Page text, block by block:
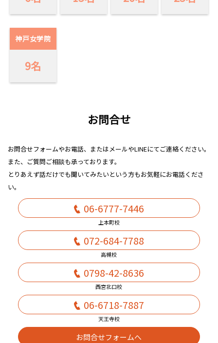
神戸女学院
9名
お問合せ
お問合せフォームやお電話、またはメールやLINEにてご連絡ください。
また、ご質問ご相談も承っております。
とりあえず話だけでも聞いてみたいという方もお気軽にお電話くださ
い。
06-6777-7446
上本町校
072-684-7788
高槻校
0798-42-8636
西宮北口校
06-6718-7887
天王寺校
お問合せフォームへ